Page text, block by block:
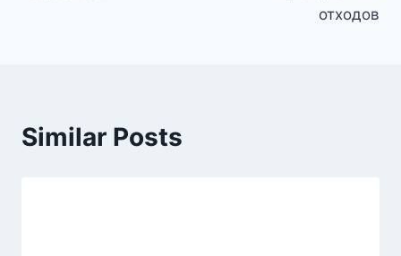
отходов
Similar Posts